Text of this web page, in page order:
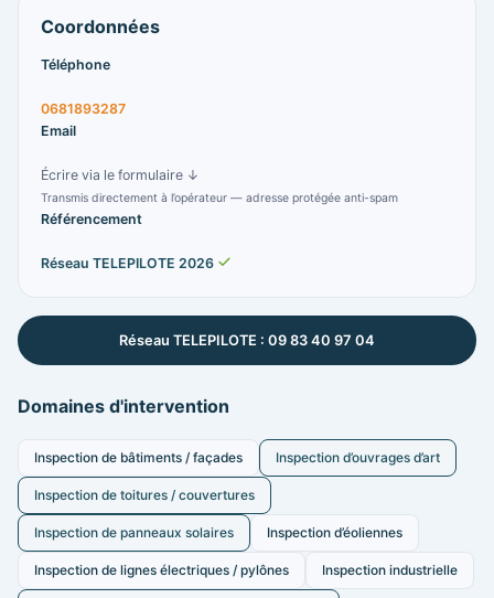
Domaines d'intervention
Inspection de bâtiments / façades Inspection d’ouvrages d’art
Inspection de toitures / couvertures
Inspection de panneaux solaires Inspection d’éoliennes
Inspection de lignes électriques / pylônes Inspection industrielle
Coordonnées
Téléphone
0681893287
Email
Écrire via le formulaire ↓
Transmis directement à l’opérateur — adresse protégée anti-spam
Référencement
Réseau TELEPILOTE 2026
Réseau TELEPILOTE : 09 83 40 97 04